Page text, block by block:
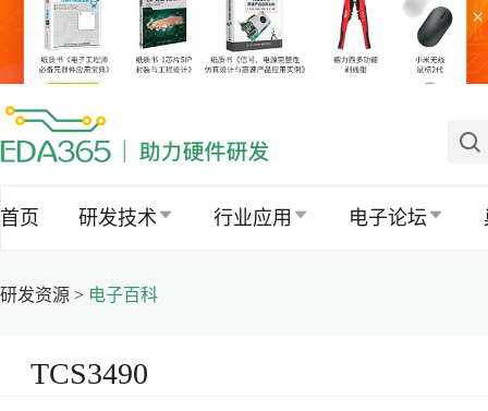
×
首页 研发技术 行业应用 电子论坛
研发资源 > 电子百科
TCS3490